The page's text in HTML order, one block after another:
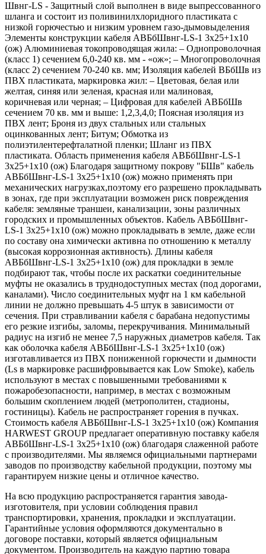
Швнг-LS - Защитный слой выполнен в виде выпрессованного
шланга и состоит из поливинилхлоридного пластиката с
низкой горючестью и низким уровнем газо-дымовыделения
Элементы конструкции кабеля АВБбШвнг-LS-1 3х25+1х10
(ож) Алюминиевая токопроводящая жила: – Однопроволочная
(класс 1) сечением 6,0-240 кв. мм - «ож»; – Многопроволочная
(класс 2) сечением 70-240 кв. мм; Изоляция кабелей ВБбШв из
ПВХ пластиката, маркировка жил: – Цветовая, белая или
желтая, синяя или зеленая, красная или малиновая,
коричневая или черная; – Цифровая для кабелей АВБбШв
сечением 70 кв. мм и выше: 1,2,3,4,0; Поясная изоляция из
ПВХ лент; Броня из двух стальных или стальных
оцинкованных лент; Битум; Обмотка из
полиэтилентерефталатной пленки; Шланг из ПВХ
пластиката. Область применения кабеля АВБбШвнг-LS-1
3х25+1х10 (ож) Благодаря защитному покрову "БШв" кабель
АВБбШвнг-LS-1 3х25+1х10 (ож) можно применять при
механических нагрузках,поэтому его разрешено прокладывать
в зонах, где при эксплуатации возможен риск повреждения
кабеля: земляные траншеи, канализации, зоны различных
городских и промышленных объектов. Кабель АВБбШвнг-
LS-1 3х25+1х10 (ож) можно прокладывать в земле, даже если
по составу она химически активна по отношению к металлу
(высокая коррозионная активность). Длины кабеля
АВБбШвнг-LS-1 3х25+1х10 (ож) для прокладки в земле
подбирают так, чтобы после их раскатки соединительные
муфты не оказались в труднодоступных местах (под дорогами,
каналами). Число соединительных муфт на 1 км кабельной
линии не должно превышать 4-5 штук в зависимости от
сечения. При стравливании кабеля с барабана недопустимы
его резкие изгибы, заломы, перекручивания. Минимальный
радиус на изгиб не менее 7,5 наружных диаметров кабеля. Так
как оболочка кабеля АВБбШвнг-LS-1 3х25+1х10 (ож)
изготавливается из ПВХ пониженной горючести и дымности
(Ls в маркировке расшифровывается как Low Smoke), кабель
используют в местах с повышенными требованиями к
пожаробезопасности, например, в местах с возможным
большим скоплением людей (метрополитен, стадионы,
гостиницы). Кабель не распространяет горения в пучках.
Стоимость кабеля АВБбШвнг-LS-1 3х25+1х10 (ож) Компания
HARWEST GROUP предлагает оперативную поставку кабеля
АВБбШвнг-LS-1 3х25+1х10 (ож) благодаря слаженной работе
с производителями. Мы являемся официальными партнерами
заводов по производству кабельной продукции, поэтому мы
гарантируем низкие цены и отличное качество.
На всю продукцию распространяется гарантия завода-
изготовителя, при условии соблюдения правил
транспортировки, хранения, прокладки и эксплуатации.
Гарантийные условия оформляются документально в
договоре поставки, который является официальным
документом. Производитель на каждую партию товара